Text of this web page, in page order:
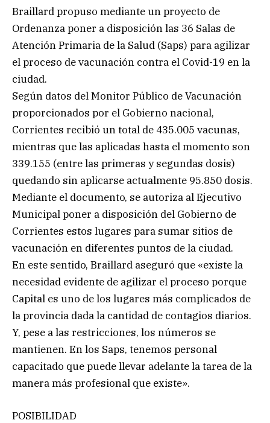
Braillard propuso mediante un proyecto de
Ordenanza poner a disposición las 36 Salas de
Atención Primaria de la Salud (Saps) para agilizar
el proceso de vacunación contra el Covid-19 en la
ciudad.
Según datos del Monitor Público de Vacunación
proporcionados por el Gobierno nacional,
Corrientes recibió un total de 435.005 vacunas,
mientras que las aplicadas hasta el momento son
339.155 (entre las primeras y segundas dosis)
quedando sin aplicarse actualmente 95.850 dosis.
Mediante el documento, se autoriza al Ejecutivo
Municipal poner a disposición del Gobierno de
Corrientes estos lugares para sumar sitios de
vacunación en diferentes puntos de la ciudad.
En este sentido, Braillard aseguró que «existe la
necesidad evidente de agilizar el proceso porque
Capital es uno de los lugares más complicados de
la provincia dada la cantidad de contagios diarios.
Y, pese a las restricciones, los números se
mantienen. En los Saps, tenemos personal
capacitado que puede llevar adelante la tarea de la
manera más profesional que existe».
POSIBILIDAD